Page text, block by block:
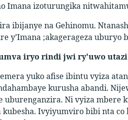
Imana izoturungika
ibijanye na Gehinomu.
y’Imana ;akagerageza
iryo rindi jwi ry'uwo
yuko afise ibintu vyiza
kurusha abandi.
Ni vyiza mbere
Ivyiyumviro bibi nta